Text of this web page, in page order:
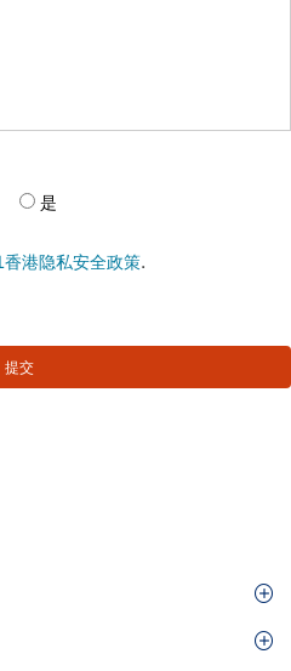
是
香港隐私安全政策.